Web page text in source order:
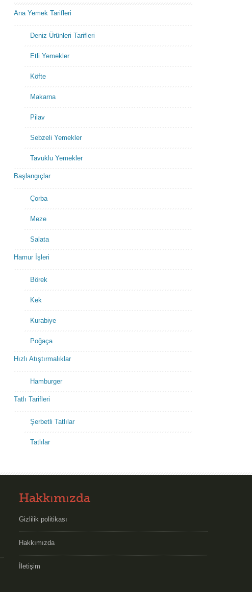
Ana Yemek Tarifleri
Deniz Ürünleri Tarifleri
Etli Yemekler
Köfte
Makarna
Pilav
Sebzeli Yemekler
Tavuklu Yemekler
Başlangıçlar
Çorba
Meze
Salata
Hamur İşleri
Börek
Kek
Kurabiye
Poğaça
Hızlı Atıştırmalıklar
Hamburger
Tatlı Tarifleri
Şerbetli Tatlılar
Tatlılar
Hakkımızda
Gizlilik politikası
Hakkımızda
İletişim